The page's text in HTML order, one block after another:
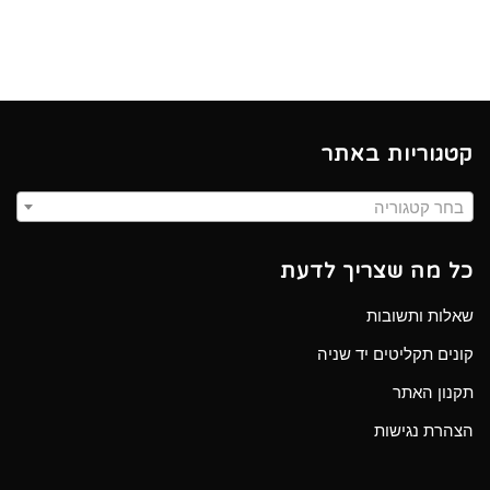
קטגוריות באתר
בחר קטגוריה
כל מה שצריך לדעת
שאלות ותשובות
קונים תקליטים יד שניה
תקנון האתר
הצהרת נגישות